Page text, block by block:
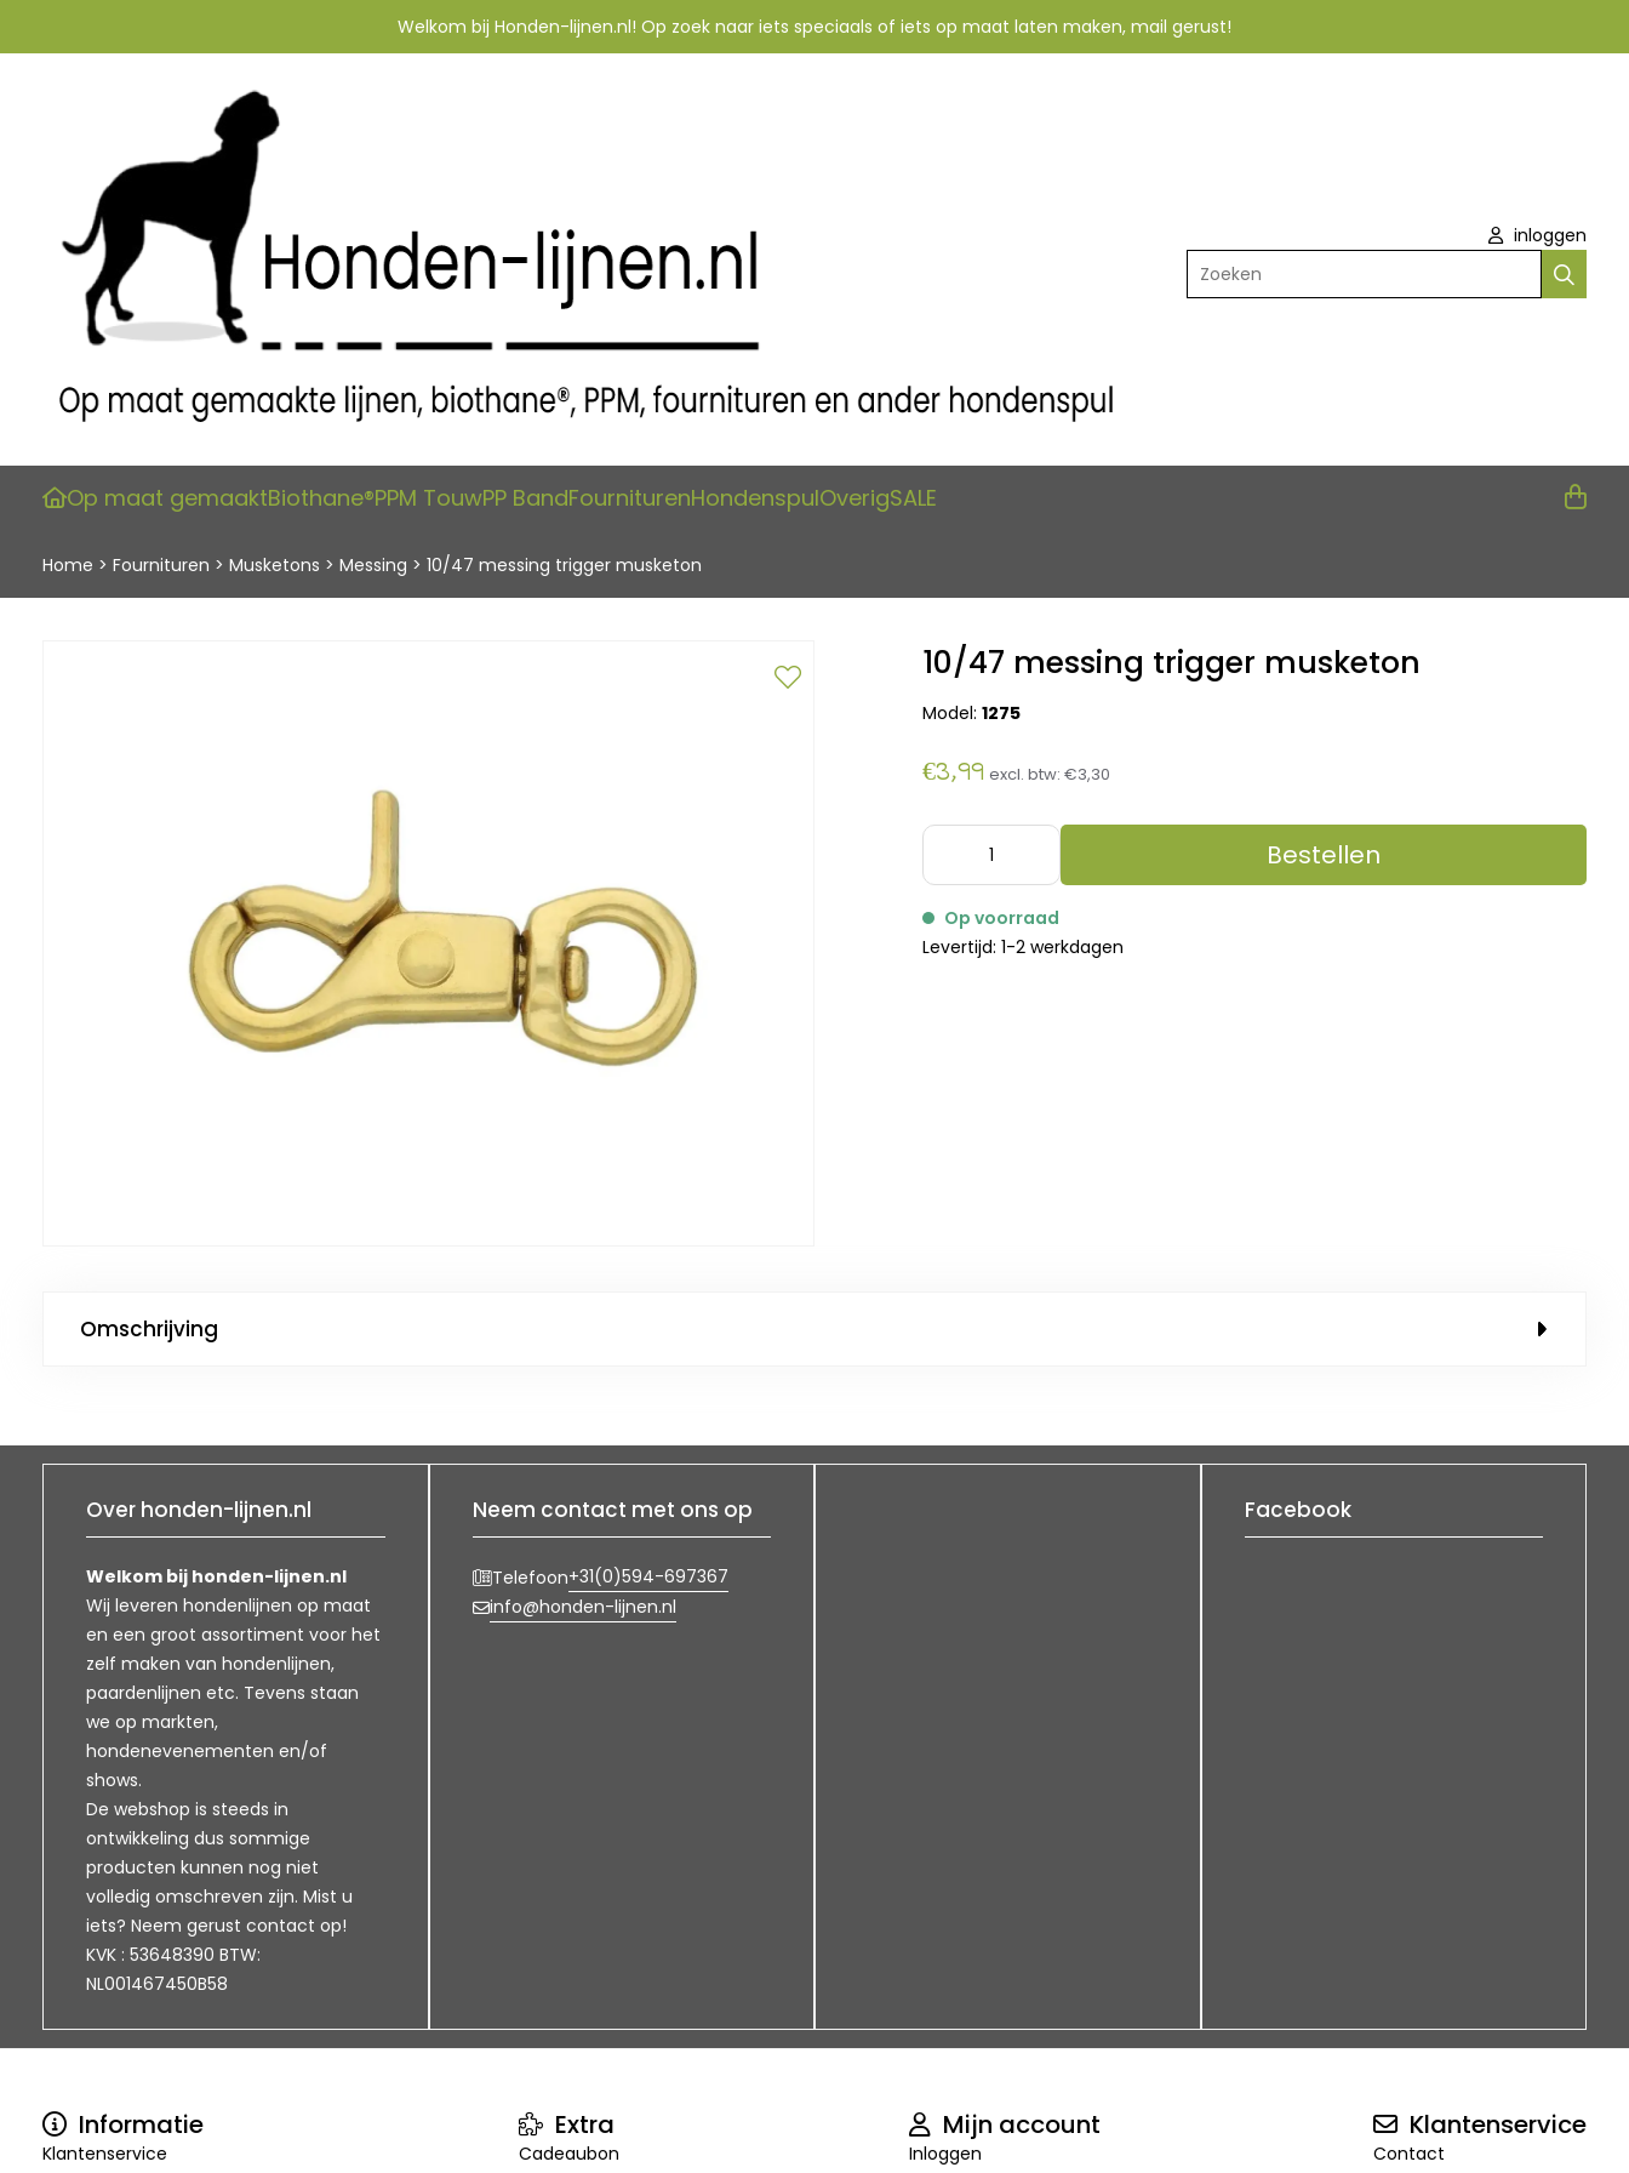
Welkom bij Honden-lijnen.nl! Op zoek naar iets speciaals of iets op maat laten maken, mail gerust!
inloggen
Zoeken
Op maat gemaaktBiothane®PPM TouwPP BandFourniturenHondenspulOverigSALE
Home > Fournituren > Musketons > Messing > 10/47 messing trigger musketon
10/47 messing trigger musketon
Model:1275
€3,99 excl. btw:€3,30
Bestellen
Op voorraad
Levertijd: 1-2 werkdagen
Omschrijving
Over honden-lijnen.nl
Welkom bij honden-lijnen.nl
Wij leveren hondenlijnen op maat
en een groot assortiment voor het
zelf maken van hondenlijnen,
paardenlijnen etc. Tevens staan
we op markten,
hondenevenementen en/of
shows.
De webshop is steeds in
ontwikkeling dus sommige
producten kunnen nog niet
volledig omschreven zijn. Mist u
iets? Neem gerust contact op!
KVK : 53648390 BTW:
NL001467450B58
Neem contact met ons op
Telefoon+31(0)594-697367
info@honden-lijnen.nl
Facebook
Informatie
Klantenservice
Extra
Cadeaubon
Mijn account
Inloggen
Klantenservice
Contact